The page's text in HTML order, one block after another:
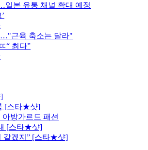
일본 유통 채널 확대 예정
…"근육 축소는 달라"
“ 최다”
[스타★샷]
방가르드 패션
[스타★샷]
같겠지” [스타★샷]